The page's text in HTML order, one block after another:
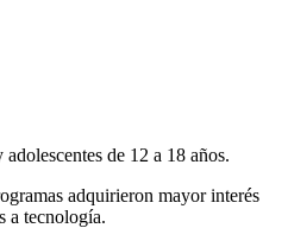
de 12 a 18 años.
adquirieron mayor interés
a tecnología.